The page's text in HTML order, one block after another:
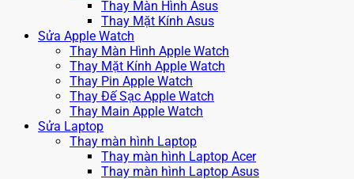
Thay Màn Hình Asus
Thay Mặt Kính Asus
Sửa Apple Watch
Thay Màn Hình Apple Watch
Thay Mặt Kính Apple Watch
Thay Pin Apple Watch
Thay Đế Sạc Apple Watch
Thay Main Apple Watch
Sửa Laptop
Thay màn hình Laptop
Thay màn hình Laptop Acer
Thay màn hình Laptop Asus